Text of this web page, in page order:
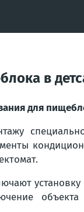
в
для
специально